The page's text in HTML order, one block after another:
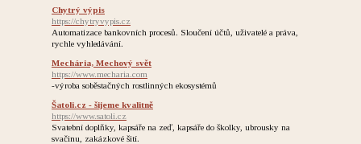
Chytrý výpis
https://chytryvypis.cz
Automatizace bankovních procesů. Sloučení účtů, uživatelé a práva,
rychle vyhledávání.
Mechária, Mechový svět
https://www.mecharia.com
-výroba soběstačných rostlinných ekosystémů
Šatoli.cz - šijeme kvalitně
https://www.satoli.cz
Svatební doplňky, kapsáře na zeď, kapsáře do školky, ubrousky na
svačinu, zakázkové šití.